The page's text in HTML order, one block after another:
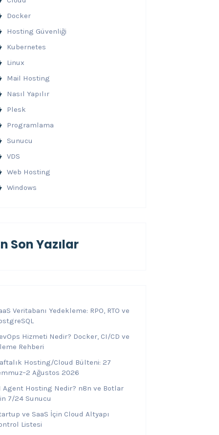
Docker
Hosting Güvenliği
Kubernetes
Linux
Mail Hosting
Nasıl Yapılır
Plesk
Programlama
Sunucu
VDS
Web Hosting
Windows
Son Yazılar
Veritabanı Yedekleme: RPO, RTO ve
Hizmeti Nedir? Docker, CI/CD ve
Rehberi
Hosting/Cloud Bülteni: 27
Ağustos 2026
Agent Hosting Nedir? n8n ve Botlar
7/24 Sunucu
ve SaaS İçin Cloud Altyapı
Listesi